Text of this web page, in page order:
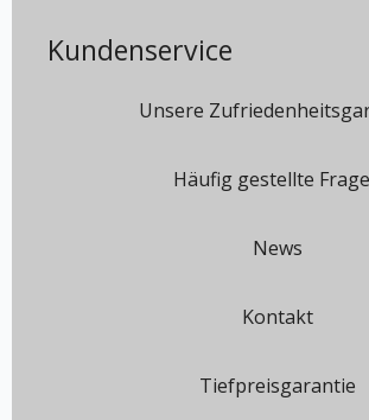
Kundenservice
Unsere
Häufig gestellte
News
Kontakt
Tiefpreisgarantie